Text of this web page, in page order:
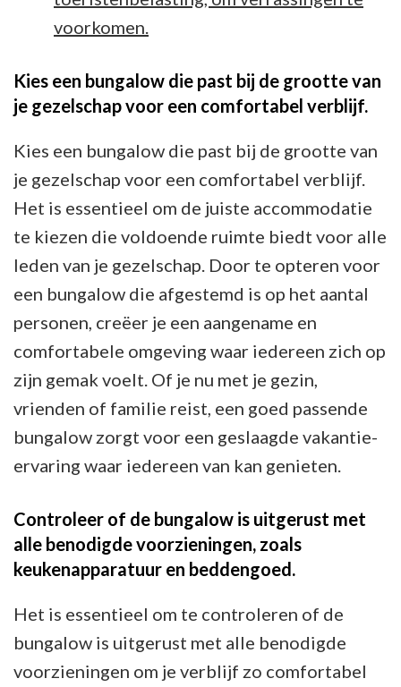
voorkomen.
Kies een bungalow die past bij de grootte van
je gezelschap voor een comfortabel verblijf.
Kies een bungalow die past bij de grootte van
je gezelschap voor een comfortabel verblijf.
Het is essentieel om de juiste accommodatie
te kiezen die voldoende ruimte biedt voor alle
leden van je gezelschap. Door te opteren voor
een bungalow die afgestemd is op het aantal
personen, creëer je een aangename en
comfortabele omgeving waar iedereen zich op
zijn gemak voelt. Of je nu met je gezin,
vrienden of familie reist, een goed passende
bungalow zorgt voor een geslaagde vakantie-
ervaring waar iedereen van kan genieten.
Controleer of de bungalow is uitgerust met
alle benodigde voorzieningen, zoals
keukenapparatuur en beddengoed.
Het is essentieel om te controleren of de
bungalow is uitgerust met alle benodigde
voorzieningen om je verblijf zo comfortabel